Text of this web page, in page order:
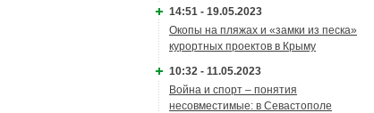
14:51 - 19.05.2023
Окопы на пляжах и «замки из песка»
курортных проектов в Крыму
10:32 - 11.05.2023
Война и спорт – понятия
несовместимые: в Севастополе